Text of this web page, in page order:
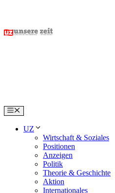
content
Menu
UZ
Wirtschaft & Soziales
Positionen
Anzeigen
Politik
Theorie & Geschichte
Aktion
Internationales